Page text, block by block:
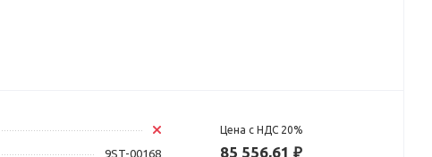
9ST-00168
Цена с НДС 20%
85 556,61 ₽